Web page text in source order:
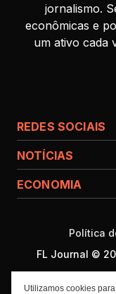
jornalismo.
econômicas e
um ativo cada
REDES SOCIAIS
NOTÍCIAS
ECONOMIA
FL Journal ©
Política
Utilizamos cookies